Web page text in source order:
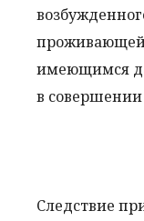
проживающей
имеющимся
в совершении
Следствие